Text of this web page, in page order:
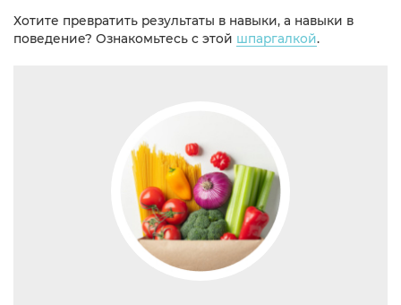
Хотите превратить результаты в навыки, а навыки в
поведение? Ознакомьтесь с этой шпаргалкой.